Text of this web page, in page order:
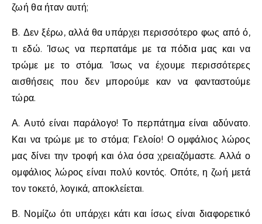
ζωή θα ήταν αυτή;
Β. Δεν ξέρω, αλλά θα υπάρχει περισσότερο φως από ό,
τι εδώ. Ίσως να περπατάμε με τα πόδια μας και να
τρώμε με το στόμα. Ίσως να έχουμε περισσότερες
αισθήσεις που δεν μπορούμε καν να φανταστούμε
τώρα.
Α. Αυτό είναι παράλογο! Το περπάτημα είναι αδύνατο.
Και να τρώμε με το στόμα; Γελοίο! Ο ομφάλιος λώρος
μας δίνει την τροφή και όλα όσα χρειαζόμαστε. Αλλά ο
ομφάλιος λώρος είναι πολύ κοντός. Οπότε, η ζωή μετά
τον τοκετό, λογικά, αποκλείεται.
Β. Νομίζω ότι υπάρχει κάτι και ίσως είναι διαφορετικό